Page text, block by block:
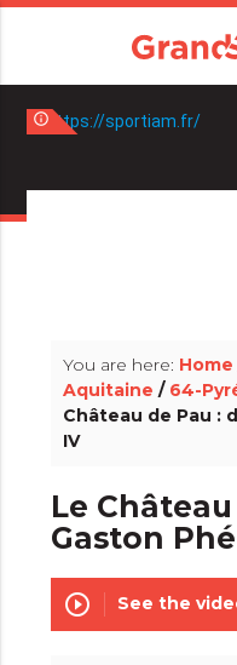
info_outline
You are here: Home
Aquitaine / 64-
Château de Pau :
IV
Le
Gaston
play_circle_outline See the